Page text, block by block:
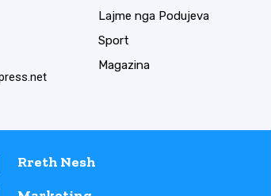
Lajme nga Podujeva
Sport
Magazina
Rreth Nesh